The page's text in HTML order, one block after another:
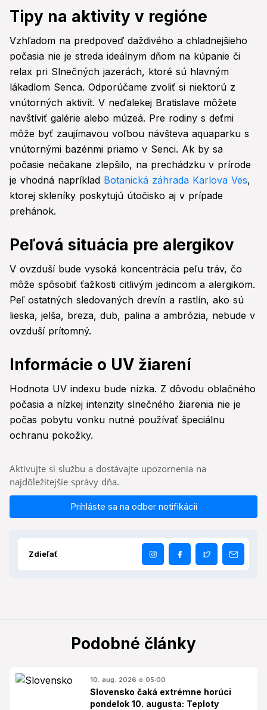
Tipy na aktivity v regióne
Vzhľadom na predpoveď daždivého a chladnejšieho
počasia nie je streda ideálnym dňom na kúpanie či
relax pri Slnečných jazerách, ktoré sú hlavným
lákadlom Senca. Odporúčame zvoliť si niektorú z
vnútorných aktivít. V neďalekej Bratislave môžete
navštíviť galérie alebo múzeá. Pre rodiny s deťmi
môže byť zaujímavou voľbou návšteva aquaparku s
vnútornými bazénmi priamo v Senci. Ak by sa
počasie nečakane zlepšilo, na prechádzku v prírode
je vhodná napríklad Botanická záhrada Karlova Ves,
ktorej skleníky poskytujú útočisko aj v prípade
prehánok.
Peľová situácia pre alergikov
V ovzduší bude vysoká koncentrácia peľu tráv, čo
môže spôsobiť ťažkosti citlivým jedincom a alergikom.
Peľ ostatných sledovaných drevín a rastlín, ako sú
lieska, jelša, breza, dub, palina a ambrózia, nebude v
ovzduší prítomný.
Informácie o UV žiarení
Hodnota UV indexu bude nízka. Z dôvodu oblačného
počasia a nízkej intenzity slnečného žiarenia nie je
počas pobytu vonku nutné používať špeciálnu
ochranu pokožky.
Aktivujte si službu a dostávajte upozornenia na
najdôležitejšie správy dňa.
Prihláste sa na odber notifikácií
Zdieľať
Podobné články
10. aug. 2026 o 05:00
Slovensko čaká extrémne horúci
pondelok 10. augusta: Teploty